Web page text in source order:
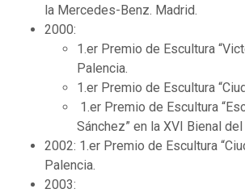
la Mercedes-Benz. Madrid.
2000:
1.er Premio de Escultura
Palencia.
1.er Premio de Escultura
1.er Premio de Escultura
Sánchez” en la XVI Bienal del
2002: 1.er Premio de Escultura
Palencia.
2003: